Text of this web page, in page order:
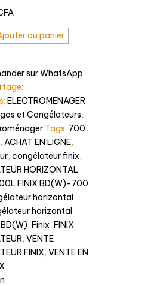
au panier
sur WhatsApp
ELECTROMENAGER
et Congélateurs,
Tags: 700
,ACHAT EN LIGNE,
,congélateur finix,
HORIZONTAL
FINIX BD(W)-700
horizontal
horizontal
,Finix,FINIX
,VENTE
FINIX,VENTE EN